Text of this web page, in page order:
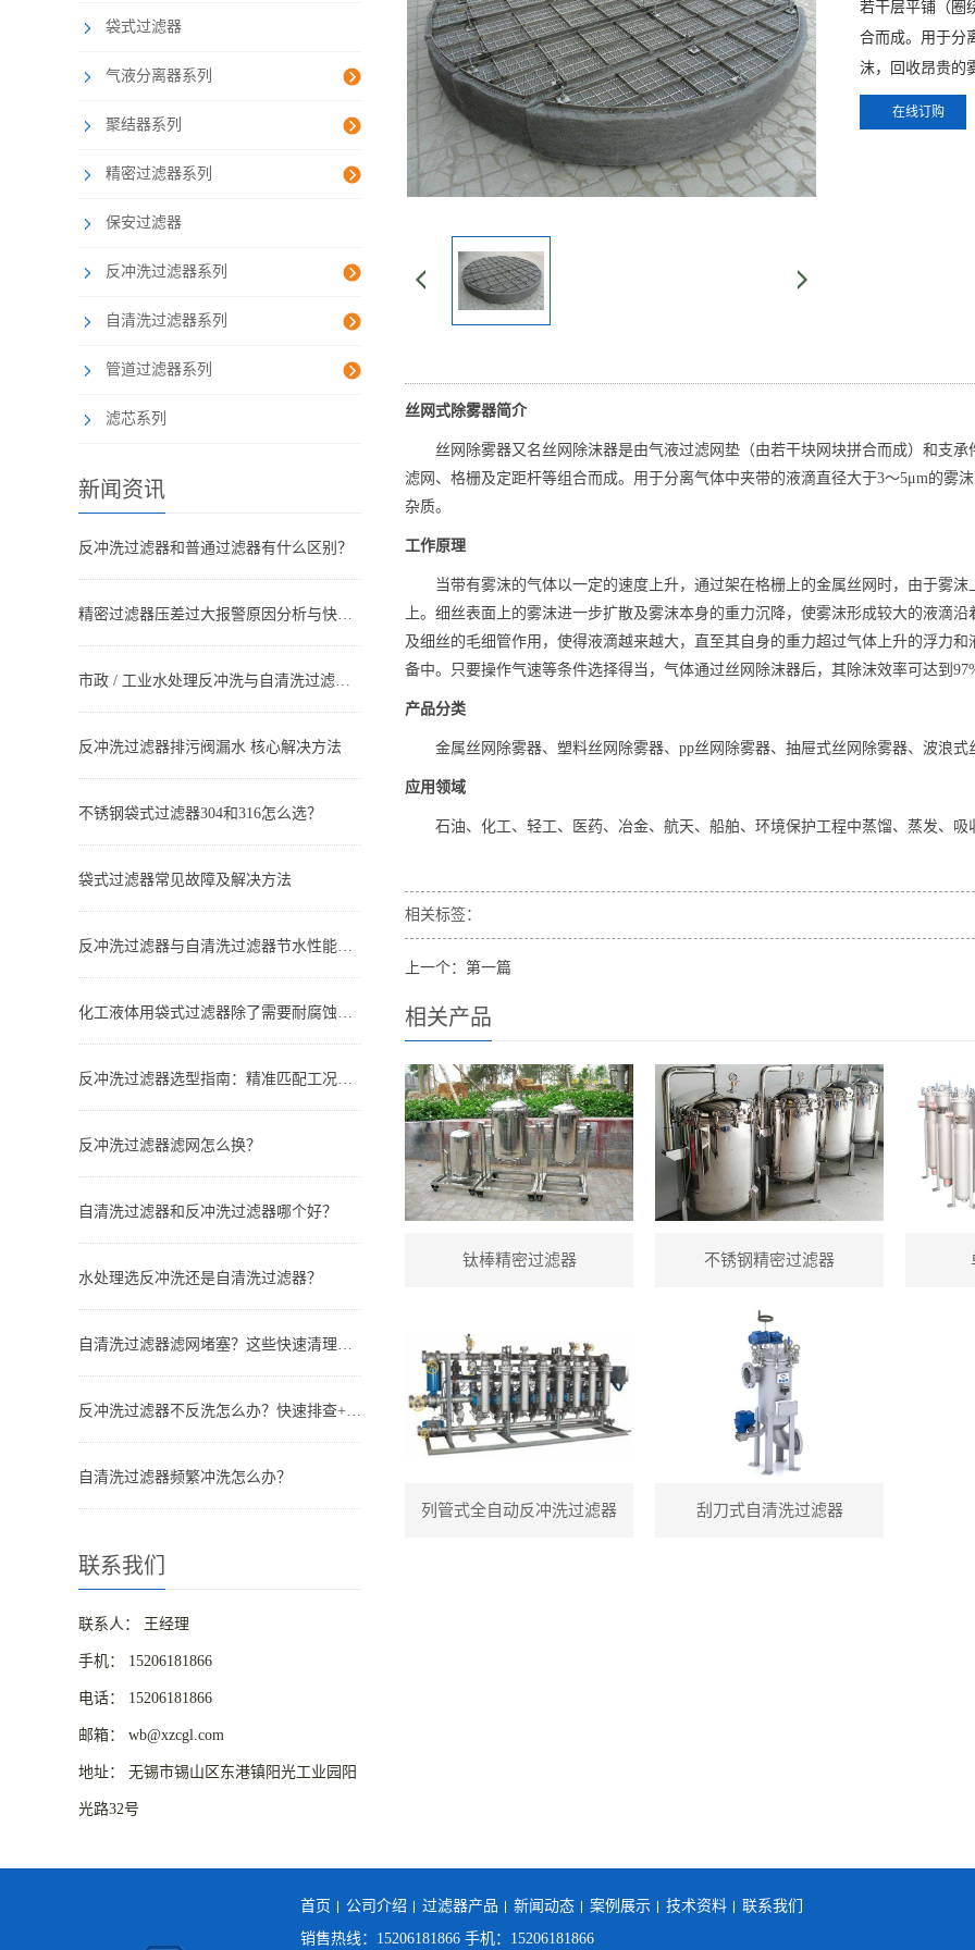
袋式过滤器
气液分离器系列
聚结器系列
精密过滤器系列
保安过滤器
反冲洗过滤器系列
自清洗过滤器系列
管道过滤器系列
滤芯系列
新闻资讯
反冲洗过滤器和普通过滤器有什么区别？
精密过滤器压差过大报警原因分析与快速处理方法
市政 / 工业水处理反冲洗与自清洗过滤器搭配方案设计与应用
反冲洗过滤器排污阀漏水 核心解决方法
不锈钢袋式过滤器304和316怎么选？
袋式过滤器常见故障及解决方法
反冲洗过滤器与自清洗过滤器节水性能对比：谁更省水？
化工液体用袋式过滤器除了需要耐腐蚀还有哪些要求？
反冲洗过滤器选型指南：精准匹配工况，实现长效稳定过滤
反冲洗过滤器滤网怎么换？
自清洗过滤器和反冲洗过滤器哪个好？
水处理选反冲洗还是自清洗过滤器？
自清洗过滤器滤网堵塞？这些快速清理技巧，省时又高效
反冲洗过滤器不反洗怎么办？快速排查+解决全指南
自清洗过滤器频繁冲洗怎么办？
联系我们
联系人： 王经理
手机： 15206181866
电话： 15206181866
邮箱： wb@xzcgl.com
地址： 无锡市锡山区东港镇阳光工业园阳
光路32号
若干层平铺（圈
合而成。用于分
沫，回收昂贵的
在线订购
丝网式除雾器简介
丝网除雾器又名丝网除沫器是由气液过滤网垫（由若干块网块拼合而成）和支
滤网、格栅及定距杆等组合而成。用于分离气体中夹带的液滴直径大于3～5μm的雾
杂质。
工作原理
当带有雾沫的气体以一定的速度上升，通过架在格栅上的金属丝网时，由于雾
上。细丝表面上的雾沫进一步扩散及雾沫本身的重力沉降，使雾沫形成较大的液滴
及细丝的毛细管作用，使得液滴越来越大，直至其自身的重力超过气体上升的浮力
备中。只要操作气速等条件选择得当，气体通过丝网除沫器后，其除沫效率可达到
产品分类
金属丝网除雾器、塑料丝网除雾器、pp丝网除雾器、抽屉式丝网除雾器、波浪式
应用领域
石油、化工、轻工、医药、冶金、航天、船舶、环境保护工程中蒸馏、蒸发、
相关标签：
上一个：第一篇
相关产品
钛棒精密过滤器 不锈钢精密过滤器
列管式全自动反冲洗过滤器 刮刀式自清洗过滤器
首页 公司介绍 过滤器产品 新闻动态 案例展示 技术资料
联系我们
销售热线：15206181866 手机：15206181866